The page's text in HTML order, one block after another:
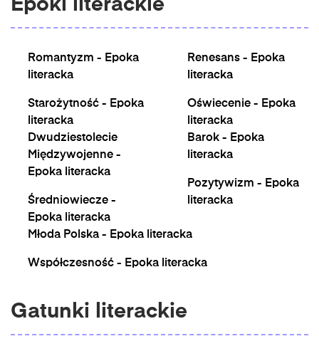
Epoki literackie
Romantyzm - Epoka
literacka
Starożytność - Epoka
literacka
Renesans - Epoka
literacka
Oświecenie - Epoka
literacka
Dwudziestolecie
Międzywojenne -
Epoka literacka
Średniowiecze -
Epoka literacka
Barok - Epoka
literacka
Pozytywizm - Epoka
literacka
Młoda Polska - Epoka literacka
Współczesność - Epoka literacka
Gatunki literackie